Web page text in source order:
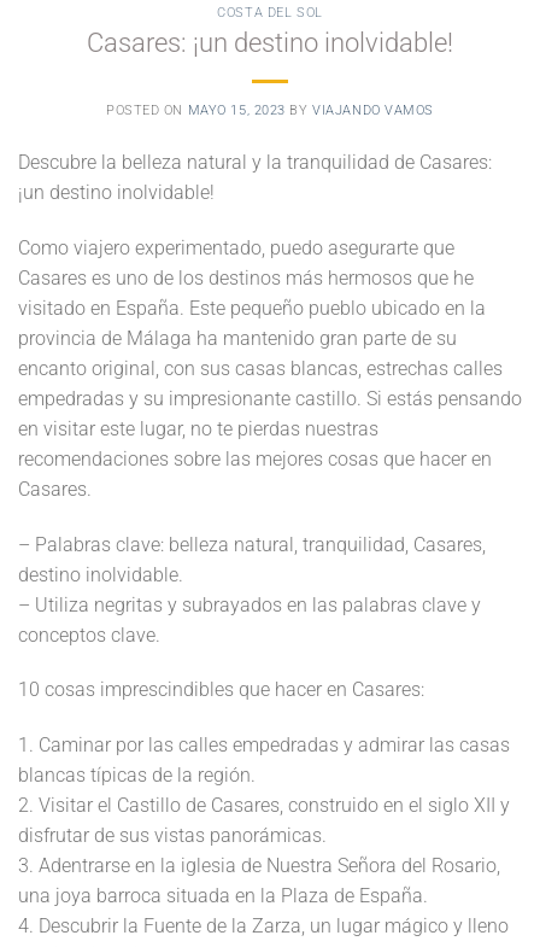
COSTA DEL SOL
Casares: ¡un destino inolvidable!
POSTED ON MAYO 15, 2023 BYVIAJANDO VAMOS
Descubre la belleza natural y la tranquilidad de Casares:
¡un destino inolvidable!
Como viajero experimentado, puedo asegurarte que
Casares es uno de los destinos más hermosos que he
visitado en España. Este pequeño pueblo ubicado en la
provincia de Málaga ha mantenido gran parte de su
encanto original, con sus casas blancas, estrechas calles
empedradas y su impresionante castillo. Si estás pensando
en visitar este lugar, no te pierdas nuestras
recomendaciones sobre las mejores cosas que hacer en
Casares.
– Palabras clave: belleza natural, tranquilidad, Casares,
destino inolvidable.
– Utiliza negritas y subrayados en las palabras clave y
conceptos clave.
10 cosas imprescindibles que hacer en Casares:
1. Caminar por las calles empedradas y admirar las casas
blancas típicas de la región.
2. Visitar el Castillo de Casares, construido en el siglo XII y
disfrutar de sus vistas panorámicas.
3. Adentrarse en la iglesia de Nuestra Señora del Rosario,
una joya barroca situada en la Plaza de España.
4. Descubrir la Fuente de la Zarza, un lugar mágico y lleno